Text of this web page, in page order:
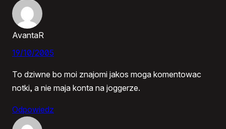
AvantaR
19/10/2005
To dziwne bo moi znajomi jakos moga komentowac
notki, a nie maja konta na joggerze.
Odpowiedz